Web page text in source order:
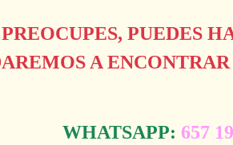
PUEDES
A
WHATSAPP: 657